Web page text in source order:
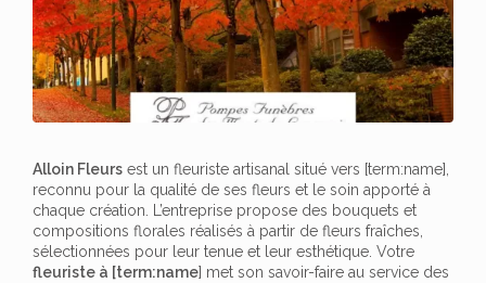
Alloin Fleurs est un fleuriste artisanal situé vers [term:name],
reconnu pour la qualité de ses fleurs et le soin apporté à
chaque création. L’entreprise propose des bouquets et
compositions florales réalisés à partir de fleurs fraîches,
sélectionnées pour leur tenue et leur esthétique. Votre
fleuriste à [term:name] met son savoir-faire au service des